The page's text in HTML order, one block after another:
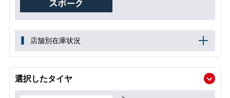
店舗別在庫状況
選択したタイヤ